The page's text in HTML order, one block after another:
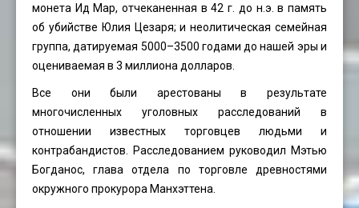
монета Ид Мар, отчеканенная в 42 г. до н.э. в память
об убийстве Юлия Цезаря; и неолитическая семейная
группа, датируемая 5000–3500 годами до нашей эры и
оцениваемая в 3 миллиона долларов.
Все они были арестованы в результате
многочисленных уголовных расследований в
отношении известных торговцев людьми и
контрабандистов. Расследованием руководил Мэтью
Богданос, глава отдела по торговле древностями
окружного прокурора Манхэттена.